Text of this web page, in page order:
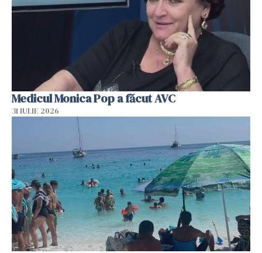
Medicul Monica Pop a făcut AVC
31 IULIE 2026